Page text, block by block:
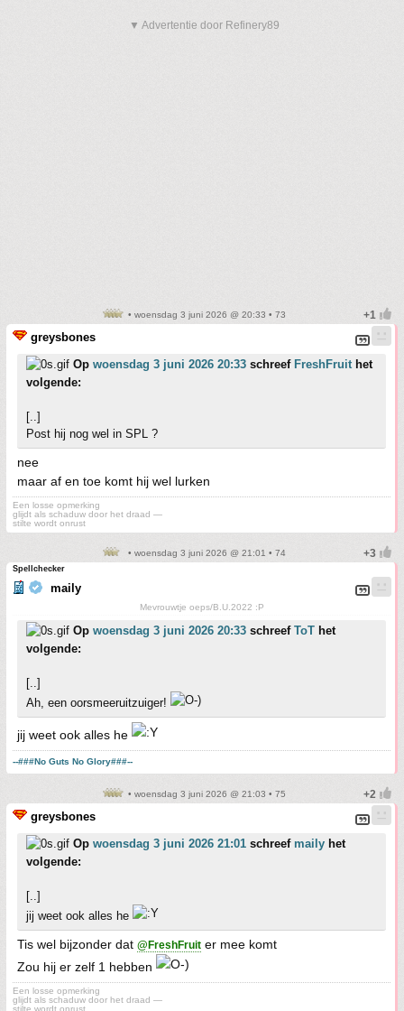
▼ Advertentie door Refinery89
• woensdag 3 juni 2026 @ 20:33 • 73
greysbones
Op woensdag 3 juni 2026 20:33 schreef FreshFruit het
volgende:
[..]
Post hij nog wel in SPL ?
nee
maar af en toe komt hij wel lurken
Een losse opmerking
glijdt als schaduw door het draad —
stilte wordt onrust
• woensdag 3 juni 2026 @ 21:01 • 74
Spellchecker
maily
Mevrouwtje oeps/B.U.2022 :P
Op woensdag 3 juni 2026 20:33 schreef ToT het
volgende:
[..]
Ah, een oorsmeeruitzuiger!
jij weet ook alles he
--###No Guts No Glory###--
• woensdag 3 juni 2026 @ 21:03 • 75
greysbones
Op woensdag 3 juni 2026 21:01 schreef maily het
volgende:
[..]
jij weet ook alles he
Tis wel bijzonder dat @FreshFruit er mee komt
Zou hij er zelf 1 hebben
Een losse opmerking
glijdt als schaduw door het draad —
stilte wordt onrust